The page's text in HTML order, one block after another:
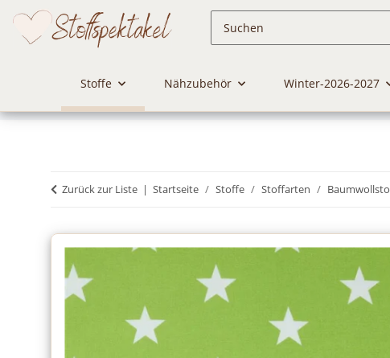
Stoffe Nähzubehör Winter-2026-2027
Zurück zur Liste Startseite Stoffe Stoffarten